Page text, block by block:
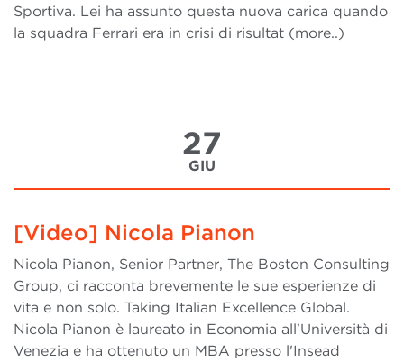
Sportiva. Lei ha assunto questa nuova carica quando
la squadra Ferrari era in crisi di risultat (more..)
27
GIU
[Video] Nicola Pianon
Nicola Pianon, Senior Partner, The Boston Consulting
Group, ci racconta brevemente le sue esperienze di
vita e non solo. Taking Italian Excellence Global.
Nicola Pianon è laureato in Economia all'Università di
Venezia e ha ottenuto un MBA presso l'Insead